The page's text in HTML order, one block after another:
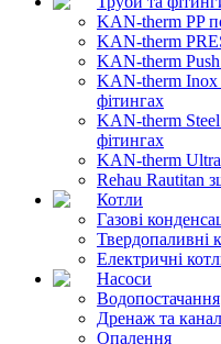
KAN-therm PP
KAN-therm
KAN-therm
KAN-therm Inox
фітингах
KAN-therm
фітингах
KAN-therm
Rehau Rautitan
Котли
Газові
Твердопаливні
Електричні
Насоси
Водопостачання
Дренаж та
Опалення